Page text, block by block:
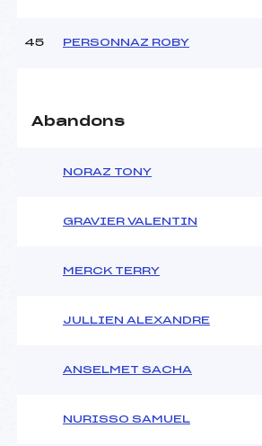
45 PERSONNAZ ROBY
Abandons
NORAZ TONY
GRAVIER VALENTIN
MERCK TERRY
JULLIEN ALEXANDRE
ANSELMET SACHA
NURISSO SAMUEL